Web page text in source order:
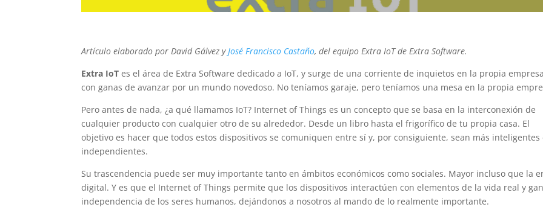
Artículo elaborado porDavid Gálvez yJosé Francisco Castaño, del equipo Extra IoT de Extra Software.
Extra IoT es el área de Extra Software dedicado a IoT, y surge de una corriente de inquietos en la propia
con ganas de avanzar por un mundo novedoso. No teníamos garaje, pero teníamos una mesa en la propia
Pero antes de nada, ¿a qué llamamos IoT? Internet of Things es un concepto que se basa en la interconexión de
cualquier producto con cualquier otro de su alrededor. Desde un libro hasta el frigorífico de tu propia casa. El
objetivo es hacer que todos estos dispositivos se comuniquen entre sí y, por consiguiente, sean más inteligentes
independientes.
Su trascendencia puede ser muy importante tanto en ámbitos económicos como sociales. Mayor incluso que la
digital. Y es que el Internet of Things permite que los dispositivos interactúen con elementos de la vida real y
independencia de los seres humanos, dejándonos a nosotros al mando de lo realmente importante.